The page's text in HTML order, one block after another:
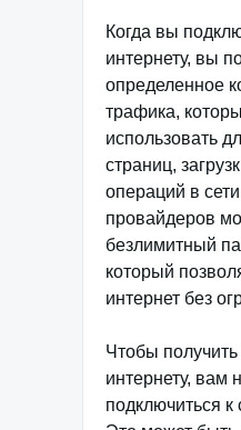
Когда вы
интернету, вы
определенное
трафика,
использовать
страниц,
операций в
провайдеров
безлимитный
который
интернет без
Чтобы получить
интернету, вам
подключиться к